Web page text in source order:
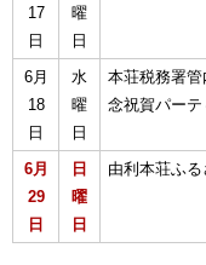
17
日
曜
日
6月
18
日
水
曜
日
本荘税務署
念祝賀パー
6月
29
日
日
曜
日
由利本荘ふ